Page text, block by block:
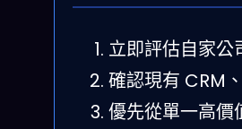
立即評估自家公
確認現有 CRM
優先從單一高價